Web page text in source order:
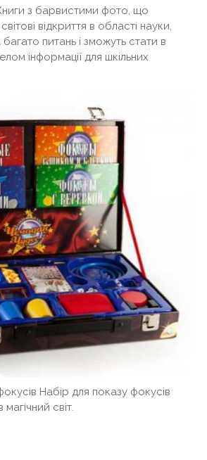
Книги з барвистими фото, що
відкриття в області науки,
багато питань і зможуть стати в
інформації для шкільних
Набір для показу фокусів
світ.